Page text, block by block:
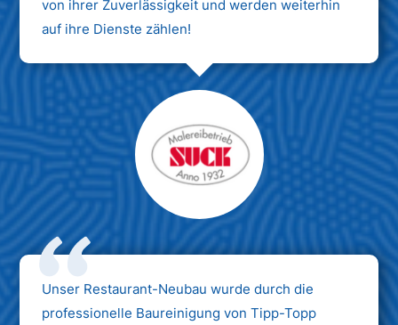
von ihrer Zuverlässigkeit und werden weiterhin
auf ihre Dienste zählen!
Unser Restaurant-Neubau wurde durch die
professionelle Baureinigung von Tipp-Topp